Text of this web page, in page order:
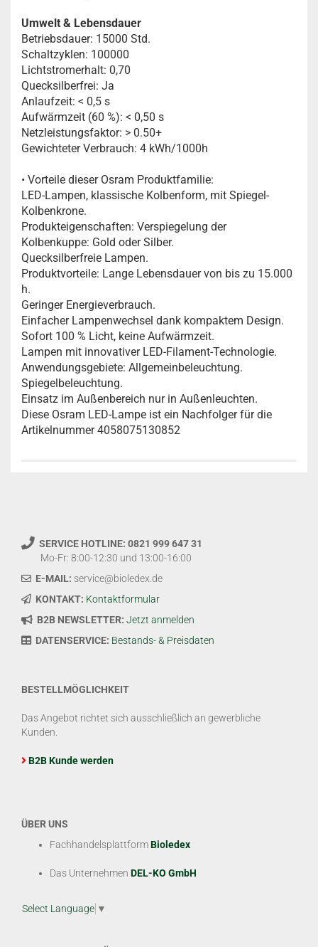
Umwelt & Lebensdauer
Betriebsdauer: 15000 Std.
Schaltzyklen: 100000
Lichtstromerhalt: 0,70
Quecksilberfrei: Ja
Anlaufzeit: < 0,5 s
Aufwärmzeit (60 %): < 0,50 s
Netzleistungsfaktor: > 0.50+
Gewichteter Verbrauch: 4 kWh/1000h
• Vorteile dieser Osram Produktfamilie:
LED-Lampen, klassische Kolbenform, mit Spiegel-
Kolbenkrone.
Produkteigenschaften: Verspiegelung der
Kolbenkuppe: Gold oder Silber.
Quecksilberfreie Lampen.
Produktvorteile: Lange Lebensdauer von bis zu 15.000
h.
Geringer Energieverbrauch.
Einfacher Lampenwechsel dank kompaktem Design.
Sofort 100 % Licht, keine Aufwärmzeit.
Lampen mit innovativer LED-Filament-Technologie.
Anwendungsgebiete: Allgemeinbeleuchtung.
Spiegelbeleuchtung.
Einsatz im Außenbereich nur in Außenleuchten.
Diese Osram LED-Lampe ist ein Nachfolger für die
Artikelnummer 4058075130852
SERVICE HOTLINE: 0821 999 647 31
Mo-Fr: 8:00-12:30 und 13:00-16:00
E-MAIL: service@bioledex.de
KONTAKT: Kontaktformular
B2B NEWSLETTER: Jetzt anmelden
DATENSERVICE: Bestands- & Preisdaten
BESTELLMÖGLICHKEIT
Das Angebot richtet sich ausschließlich an gewerbliche
Kunden.
B2B Kunde werden
ÜBER UNS
FachhandelsplattformBioledex
Das Unternehmen DEL-KO GmbH
Select Language ▼